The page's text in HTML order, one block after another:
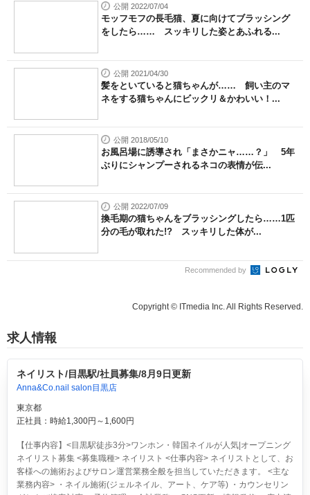
公開 2022/07/04
モッフモフの長毛猫、夏に向けてブラッシング
をしたら…… スッキリした姿とあふれる...
公開 2021/04/30
髪をといていると猫ちゃんが…… 飼い主のマ
ネをする猫ちゃんにビックリ＆かわいい！...
公開 2018/05/10
お風呂場に誘導され「まさかニャ……？」 5年
ぶりにシャンプーされるネコの表情が伝...
公開 2022/07/09
換毛期の猫ちゃんをブラッシングしたら……1匹
分の毛が取れた!? スッキリした体が...
Recommended by
Copyright © ITmedia Inc. All Rights Reserved.
求人情報
ネイリスト/目黒駅/社員募集/8月9日更新
Anna&Co.nail salon目黒店
東京都
正社員：時給1,300円～1,600円
【仕事内容】<目黒駅徒歩3分>ワンホン・韓国ネイルが人気|オープニング
ネイリスト募集 <募集職種> ネイリスト <仕事内容> ネイリストとして、お
客様への施術およびサロン運営業務全般を担当していただきます。 <主な
業務内容> ・ネイル施術(ジェルネイル、アート、ケア等) ・カウンセリン